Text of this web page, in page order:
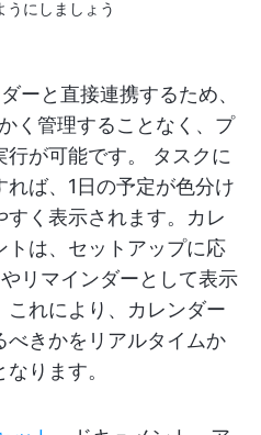
うにしましょう
ーと直接連携するため、
く管理することなく、プ
が可能です。 タスクに
ば、1日の予定が色分け
く表示されます。カレ
トは、セットアップに応
リマインダーとして表示
これにより、カレンダー
べきかをリアルタイムか
ります。